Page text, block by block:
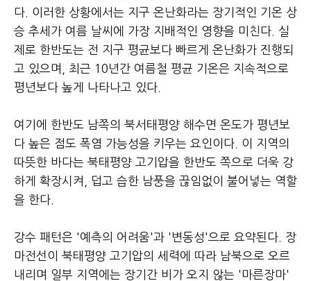
다. 이러한 상황에서는 지구 온난화라는 장기적인 기온 상
승 추세가 여름 날씨에 가장 지배적인 영향을 미친다. 실
제로 한반도는 전 지구 평균보다 빠르게 온난화가 진행되
고 있으며, 최근 10년간 여름철 평균 기온은 지속적으로
평년보다 높게 나타나고 있다.
여기에 한반도 남쪽의 북서태평양 해수면 온도가 평년보
다 높은 점도 폭염 가능성을 키우는 요인이다. 이 지역의
따뜻한 바다는 북태평양 고기압을 한반도 쪽으로 더욱 강
하게 확장시켜, 덥고 습한 남풍을 끊임없이 불어넣는 역할
을 한다.
강수 패턴은 '예측의 어려움'과 '변동성'으로 요약된다. 장
마전선이 북태평양 고기압의 세력에 따라 남북으로 오르
내리며 일부 지역에는 장기간 비가 오지 않는 '마른장마'